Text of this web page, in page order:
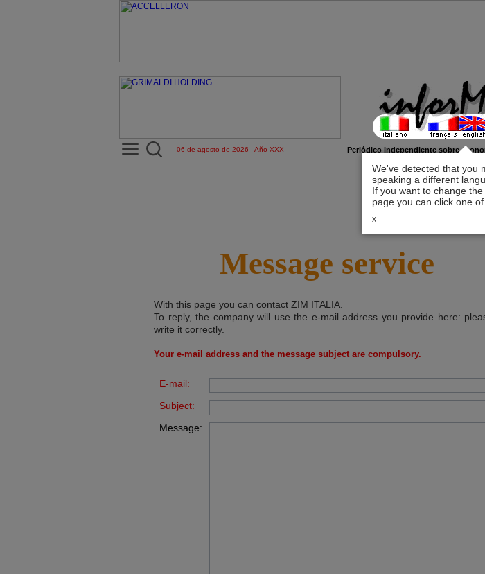
We've detected that you
speaking a different
If you want to change
page you can click one
x
06 de agosto de 2026 - Año XXX Periódico independiente sobre
Message service
With this page you can contact ZIM ITALIA
To reply, the company will use the e-mail address you provide here:
write it correctly.
Your e-mail address and the message subject are compulsory.
E-mail:
Subject:
Message: